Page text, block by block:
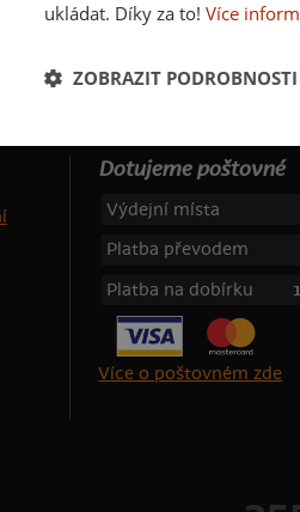
XSEJA
Dotujeme poštovné
Výdejní místa
Platba převodem
Platba na dobírku
Více o poštovném zde
ukládat. Díky za to! Více
ZOBRAZIT PODROBNOSTI